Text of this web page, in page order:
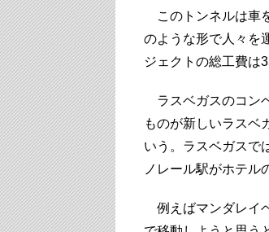
このトンネルは車
のような形で人々を
ジェクトの総工費は
ラスベガスのコン
ものが新しいラスベ
いう。ラスベガスで
ノレール駅がホテル
例えばマンダレイ